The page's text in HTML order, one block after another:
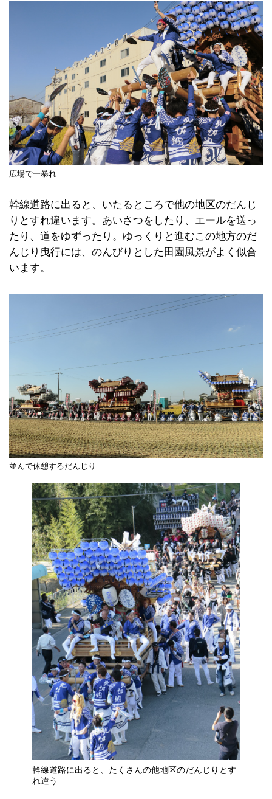
広場で一暴れ
幹線道路に出ると、いたるところで他の地区のだんじ
りとすれ違います。あいさつをしたり、エールを送っ
たり、道をゆずったり。ゆっくりと進むこの地方のだ
んじり曳行には、のんびりとした田園風景がよく似合
います。
並んで休憩するだんじり
幹線道路に出ると、たくさんの他地区のだんじりとす
れ違う